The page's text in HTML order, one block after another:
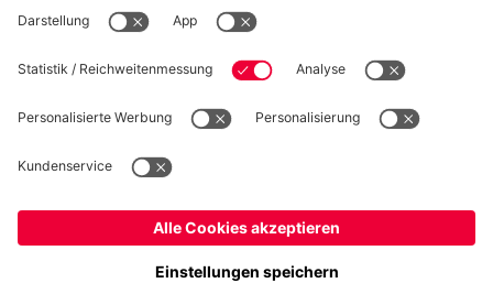
WIDERRUF
Datenschutz
Cookie Details
Preise inkl. Steuern und Abgaben
© FC Bayern München AG
FC Bayern München AG, Säbener Str. 51-57, 81547 München
Ja,Schweiz, um dorthin zu liefern!
Weltweit, um dorthin zu liefern!